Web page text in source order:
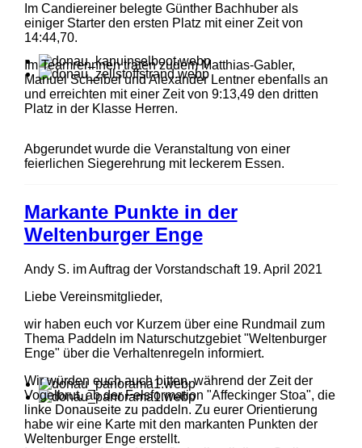
Im Candiereiner belegte Günther Bachhuber als
einiger Starter den ersten Platz mit einer Zeit von
14:44,70.
Im Teamrennnen traten zudem Matthias-Gabler,
Manuel Scheibel und Alexander Lentner ebenfalls an
und erreichten mit einer Zeit von 9:13,49 den dritten
Platz in der Klasse Herren.
Abgerundet wurde die Veranstaltung von einer
feierlichen Siegerehrung mit leckerem Essen.
Markante Punkte in der
Weltenburger Enge
Andy S. im Auftrag der Vorstandschaft 19. April 2021
Liebe Vereinsmitglieder,
wir haben euch vor Kurzem über eine Rundmail zum
Thema Paddeln im Naturschutzgebiet "Weltenburger
Enge" über die Verhaltenregeln informiert.
Wir würden euch auch bitten, während der Zeit der
Vogelbrut, ab der Felsformation "Affeckinger Stoa", die
linke Donauseite zu paddeln. Zu eurer Orientierung
habe wir eine Karte mit den markanten Punkten der
Weltenburger Enge erstellt.